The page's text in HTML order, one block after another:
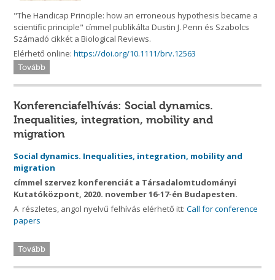
"The Handicap Principle: how an erroneous hypothesis became a
scientific principle" címmel publikálta Dustin J. Penn és Szabolcs
Számadó cikkét a Biological Reviews.
Elérhető online:https://doi.org/10.1111/brv.12563
Tovább
Konferenciafelhívás: Social dynamics.
Inequalities, integration, mobility and
migration
Social dynamics. Inequalities, integration, mobility and
migration
címmel szervez konferenciát a Társadalomtudományi
Kutatóközpont, 2020. november 16-17-én Budapesten.
A részletes, angol nyelvű felhívás elérhető itt:Call for conference
papers
Tovább